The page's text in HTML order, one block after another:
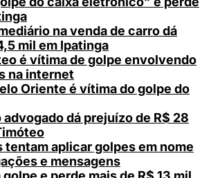
na venda de carro dá
mil em Ipatinga
é vítima de golpe envolvendo
na internet
Oriente é vítima do golpe do
dá prejuízo de R$ 28
aplicar golpes em nome
e mensagens